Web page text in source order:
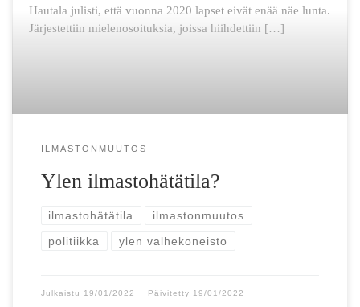
Hautala julisti, että vuonna 2020 lapset eivät enää näe lunta.
Järjestettiin mielenosoituksia, joissa hiihdettiin […]
ILMASTONMUUTOS
Ylen ilmastohätätila?
ilmastohätätila ilmastonmuutos
politiikka ylen valhekoneisto
Julkaistu 19/01/2022 Päivitetty 19/01/2022